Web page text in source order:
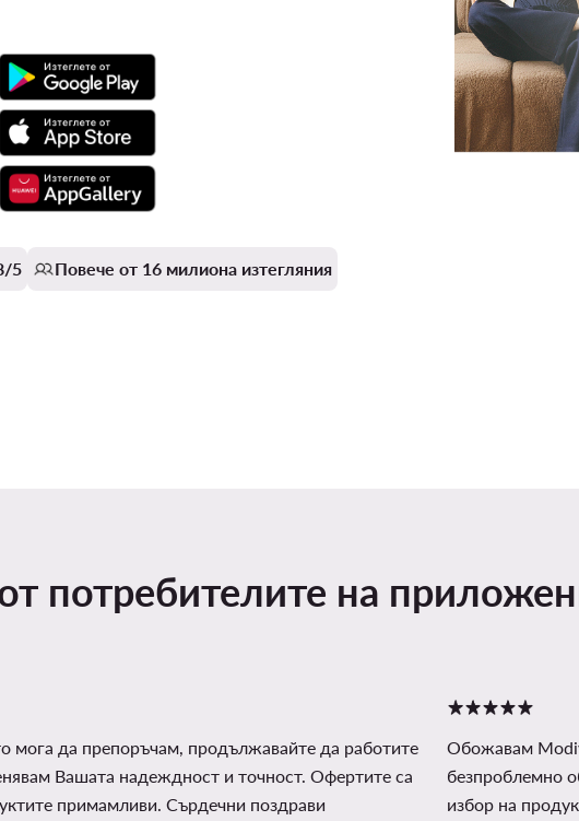
5 Повече от 16 милиона изтегляния
потребителите на
мога да препоръчам, продължавайте да работите
Вашата надеждност и точност. Офертите са
примамливи. Сърдечни поздрави
Обожавам
безпроблемно
избор на